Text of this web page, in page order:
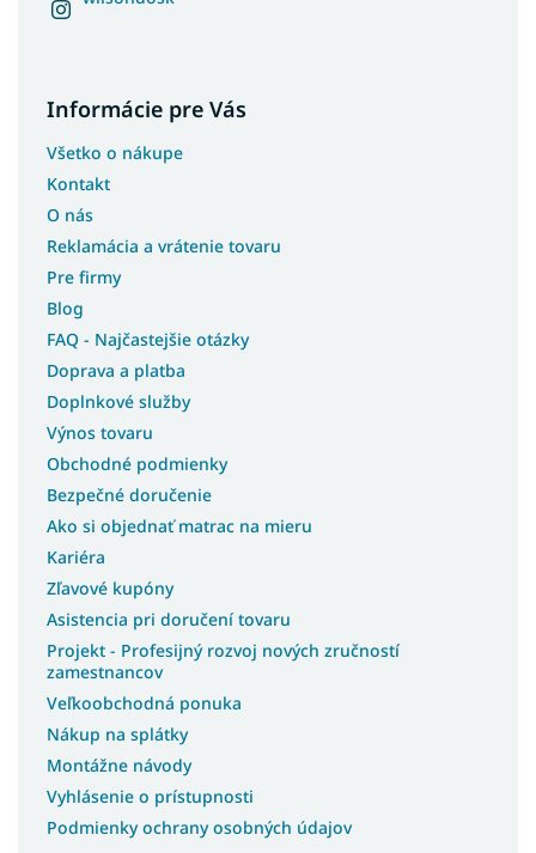
Informácie pre Vás
Všetko o nákupe
Kontakt
O nás
Reklamácia a vrátenie tovaru
Pre firmy
Blog
FAQ - Najčastejšie otázky
Doprava a platba
Doplnkové služby
Výnos tovaru
Obchodné podmienky
Bezpečné doručenie
Ako si objednať matrac na mieru
Kariéra
Zľavové kupóny
Asistencia pri doručení tovaru
Projekt - Profesijný rozvoj nových zručností
zamestnancov
Veľkoobchodná ponuka
Nákup na splátky
Montážne návody
Vyhlásenie o prístupnosti
Podmienky ochrany osobných údajov